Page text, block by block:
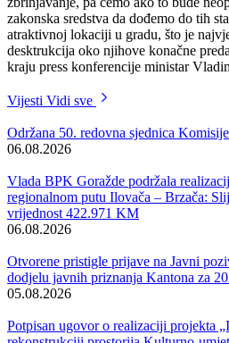
Cilj ovog Ministarstva i Kantona je da
ovih stanova i da se smjeste ljudi
zbrinjavanje, pa ćemo ako to bude
zakonska sredstva da dođemo do tih
desktrukcija oko njihove konačne
VijestiVidi sve